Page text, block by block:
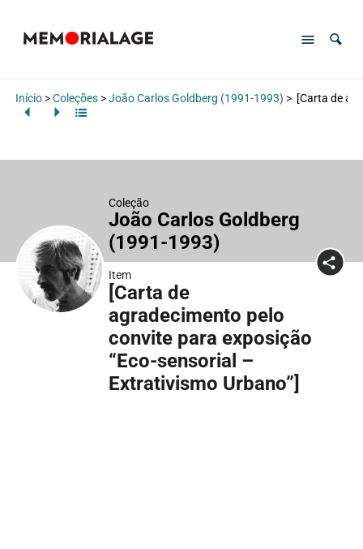
Início>Coleções>João Carlos Goldberg (1991-1993) > [Carta de
Coleção
João Carlos Goldberg
(1991-1993)
Item
[Carta de
agradecimento pelo
convite para exposição
“Eco-sensorial –
Extrativismo Urbano”]